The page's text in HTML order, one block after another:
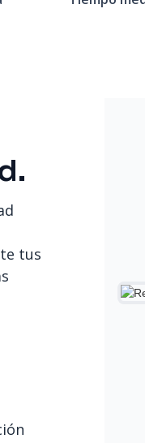
tus